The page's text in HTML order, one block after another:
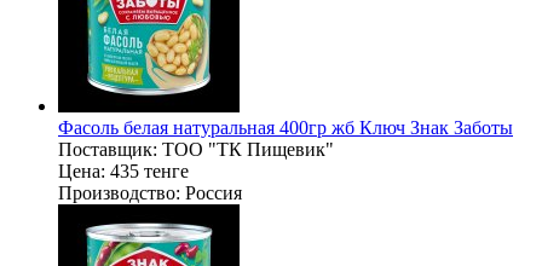
Фасоль белая натуральная 400гр жб Ключ Знак Заботы
Поставщик: ТОО "ТК Пищевик"
Цена: 435 тенге
Производство: Россия